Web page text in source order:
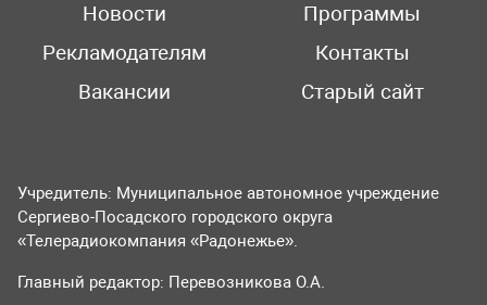
Новости
Программы
Рекламодателям
Контакты
Вакансии
Старый сайт
Учредитель: Муниципальное автономное учреждение
Сергиево-Посадского городского округа
«Телерадиокомпания «Радонежье».
Главный редактор: Перевозникова О.А.